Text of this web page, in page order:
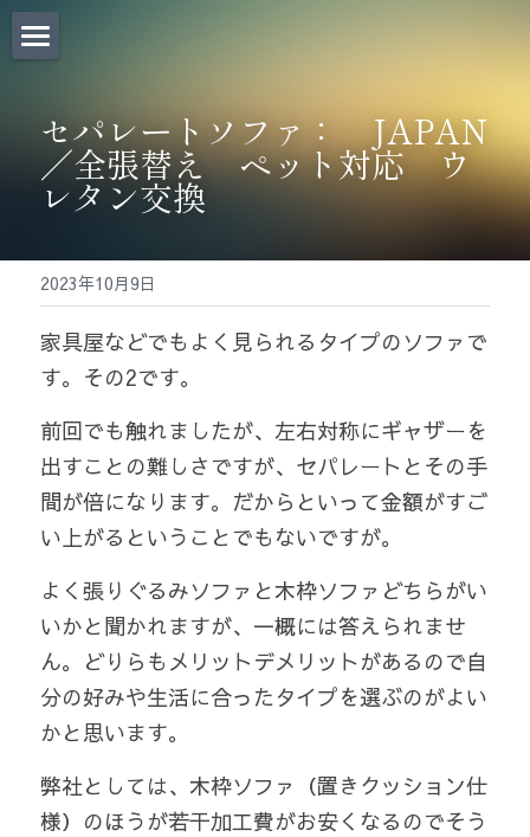
お問い合わせ｜
CHAIR BANKについて｜
椅子張り職人BLOG｜
椅子・道具販売｜
法人のお客様 |
会社概要/求人募集｜
検索
セパレートソファ：　JAPAN
／全張替え　ペット対応　ウ
レタン交換
2023年10月9日
家具屋などでもよく見られるタイプのソファで
す。その2です。
前回でも触れましたが、左右対称にギャザーを
出すことの難しさですが、セパレートとその手
間が倍になります。だからといって金額がすご
い上がるということでもないですが。
よく張りぐるみソファと木枠ソファどちらがい
いかと聞かれますが、一概には答えられませ
ん。どりらもメリットデメリットがあるので自
分の好みや生活に合ったタイプを選ぶのがよい
かと思います。
弊社としては、木枠ソファ（置きクッション仕
様）のほうが若干加工費がお安くなるのでそう
×